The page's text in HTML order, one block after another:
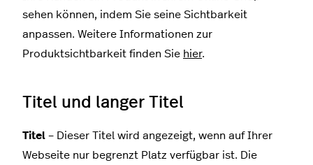
sehen können, indem Sie seine Sichtbarkeit
anpassen. Weitere Informationen zur
Produktsichtbarkeit finden Sie hier.
Titel und langer Titel
Titel – Dieser Titel wird angezeigt, wenn auf Ihrer
Webseite nur begrenzt Platz verfügbar ist. Die